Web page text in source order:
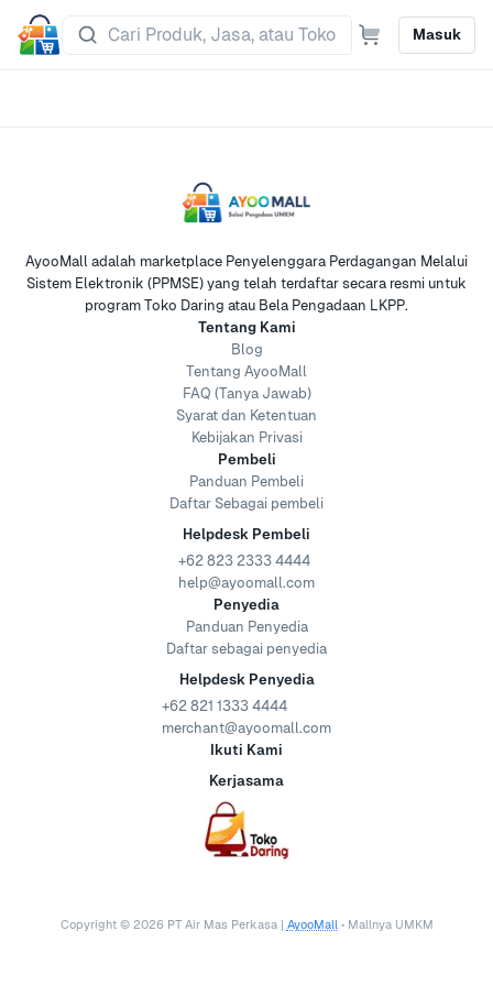
Masuk
AyooMall adalah marketplace Penyelenggara Perdagangan Melalui
Sistem Elektronik (PPMSE) yang telah terdaftar secara resmi untuk
program Toko Daring atau Bela Pengadaan LKPP.
Tentang Kami
Blog
Tentang AyooMall
FAQ (Tanya Jawab)
Syarat dan Ketentuan
Kebijakan Privasi
Pembeli
Panduan Pembeli
Daftar Sebagai pembeli
Helpdesk Pembeli
+62 823 2333 4444
help@ayoomall.com
Penyedia
Panduan Penyedia
Daftar sebagai penyedia
Helpdesk Penyedia
+62 821 1333 4444
merchant@ayoomall.com
Ikuti Kami
Kerjasama
Copyright © 2026 PT Air Mas Perkasa | AyooMall • Mallnya UMKM